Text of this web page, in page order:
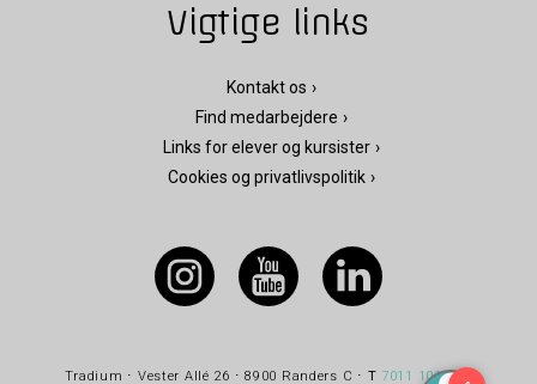
Vigtige links
Kontakt os
Find medarbejdere
Links for elever og kursister
Cookies og privatlivspolitik
Tradium ⋅ Vester Allé 26 ⋅ 8900 Randers C ⋅ T 7011 1010⋅